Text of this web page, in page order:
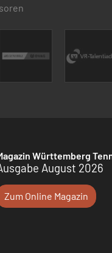
Württemberg
August 2026
Zum Online Magazin